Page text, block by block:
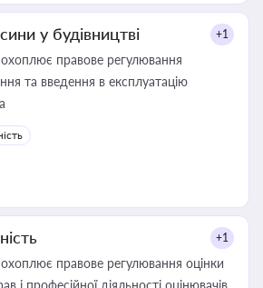
у будівництві +1
правове регулювання
та введення в експлуатацію
+1
правове регулювання оцінки
і професійної діяльності оцінювачів,